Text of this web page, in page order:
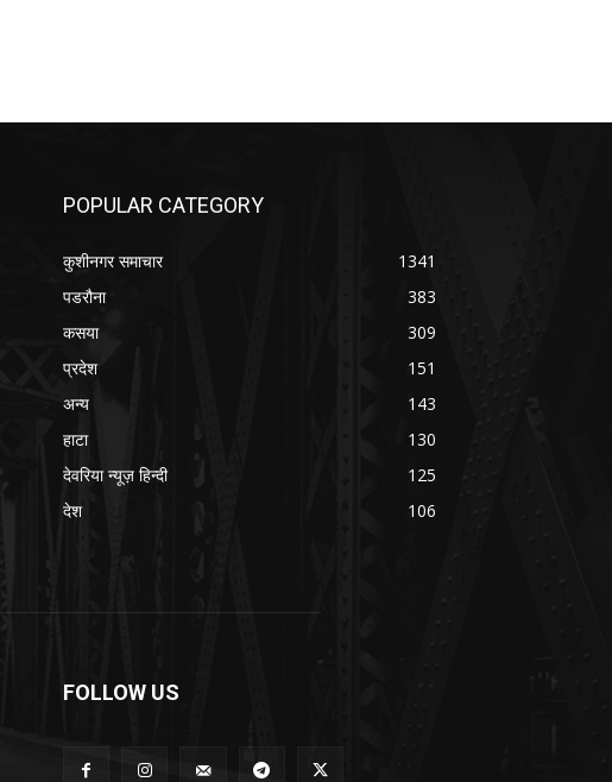
POPULAR CATEGORY
कुशीनगर समाचार
1341
पडरौना
383
कसया
309
प्रदेश
151
अन्य
143
हाटा
130
देवरिया न्यूज़ हिन्दी
125
देश
106
FOLLOW US